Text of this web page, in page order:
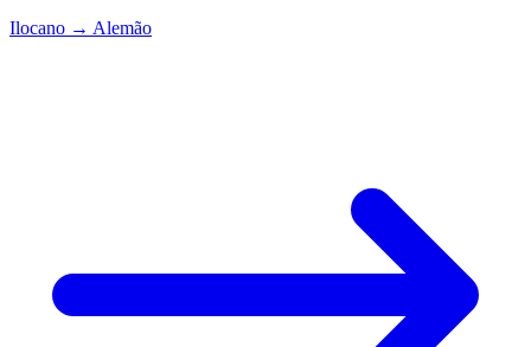
Ilocano → Alemão